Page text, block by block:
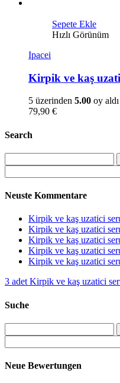
Sepete Ekle
Hızlı Görünüm
Ipacei
Kirpik ve kaş
5 üzerinden 5.00 oy aldı
79,90 €
Search
Neuste Kommentare
Kirpik ve kaş uzatici
Kirpik ve kaş uzatici
Kirpik ve kaş uzatici
Kirpik ve kaş uzatici
Kirpik ve kaş uzatici
3 adet Kirpik ve kaş uzatici
Suche
Neue Bewertungen